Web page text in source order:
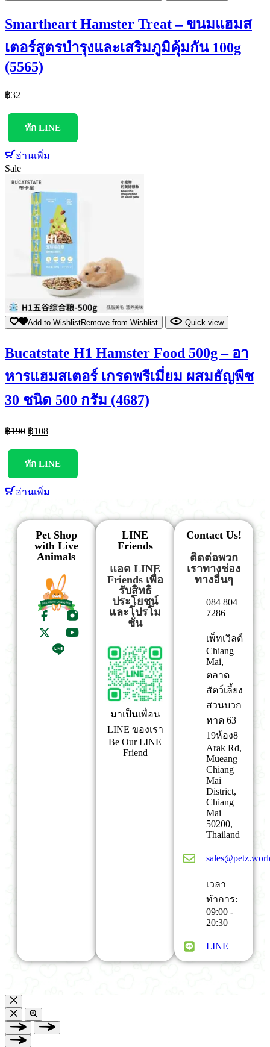
Smartheart Hamster Treat – ขนมแฮมส
เตอร์สูตรบำรุงและเสริมภูมิคุ้มกัน 100g
(5565)
฿32
ทัก LINE
อ่านเพิ่ม
Sale
Add to WishlistRemove from Wishlist Quick view
Bucatstate H1 Hamster Food 500g – อา
หารแฮมสเตอร์ เกรดพรีเมี่ยม ผสมธัญพืช
30 ชนิด 500 กรัม (4687)
฿190 ฿108
ทัก LINE
อ่านเพิ่ม
Pet Shop
with Live
Animals
LINE
Friends
แอด LINE
Friends เพื่อ
รับสิทธิ
ประโยชน์
และโปรโม
ชั่น
มาเป็นเพื่อน
LINE ของเรา
Be Our LINE
Friend
Contact Us!
ติดต่อพวก
เราทางช่อง
ทางอื่นๆ
084 804
7286
เพ็ทเวิลด์
Chiang
Mai,
ตลาด
สัตว์เลี้ยง
สวนบวก
หาด 63
19ห้อง8
Arak Rd,
Mueang
Chiang
Mai
District,
Chiang
Mai
50200,
Thailand
เวลา
ทำการ:
09:00 -
20:30
LINE